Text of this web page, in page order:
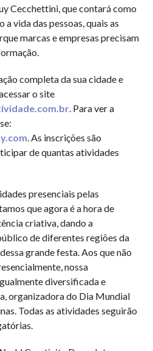
Cecchettini, que contará como
vida das pessoas, quais as
marcas e empresas precisam
completa da sua cidade e
o site
. Para ver a
. As inscrições são
de quantas atividades
presenciais pelas
que agora é a hora de
criativa, dando a
de diferentes regiões da
grande festa. Aos que não
nossa
diversificada e
organizadora do Dia Mundial
Todas as atividades seguirão